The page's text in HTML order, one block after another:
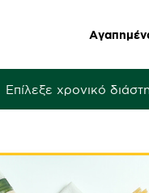
Επίλεξε χρονικό